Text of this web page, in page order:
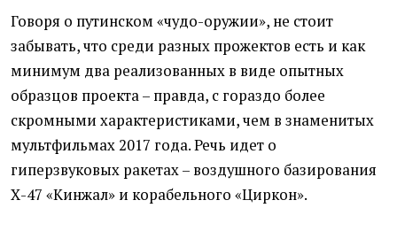
Говоря о путинском «чудо-оружии», не стоит
забывать, что среди разных прожектов есть и как
минимум два реализованных в виде опытных
образцов проекта – правда, с гораздо более
скромными характеристиками, чем в знаменитых
мультфильмах 2017 года. Речь идет о
гиперзвуковых ракетах – воздушного базирования
Х-47 «Кинжал» и корабельного «Циркон».